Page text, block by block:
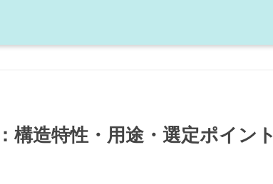
構造特性・用途・選定ポイント